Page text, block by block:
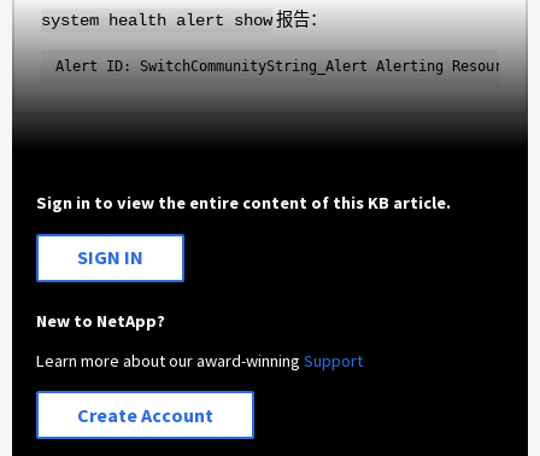
system health alert show报告：
Alert ID: SwitchCommunityString_Alert Alerting Resource:
Sign in to view the entire content of this KB article.
SIGN IN
New to NetApp?
Learn more about our award-winningSupport
Create Account